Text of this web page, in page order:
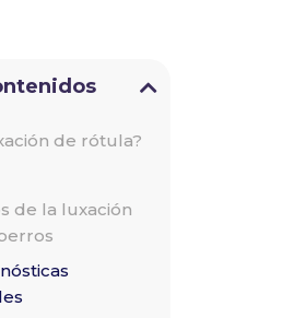
de rótula?
de la luxación